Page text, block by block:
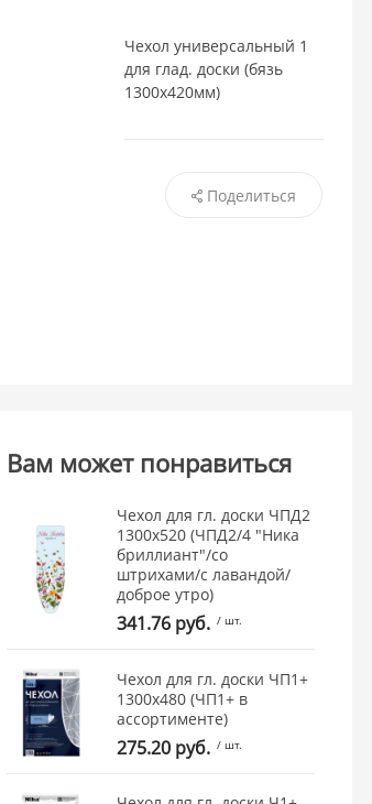
Чехол универсальный 1
для глад. доски (бязь
1300х420мм)
Поделиться
Вам может понравиться
Чехол для гл. доски ЧПД2
1300х520 (ЧПД2/4 "Ника
бриллиант"/со
штрихами/с лавандой/
доброе утро)
341.76 руб. / шт.
Чехол для гл. доски ЧП1+
1300х480 (ЧП1+ в
ассортименте)
275.20 руб. / шт.